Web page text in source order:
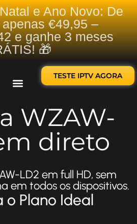
e Ano Novo: De
€49,95 –
e ganhe 3 meses
🎁
TESTE IPTV AGORA
WZAW-
direto
LD2 em full HD, sem
em todos os dispositivos.
o Plano Ideal